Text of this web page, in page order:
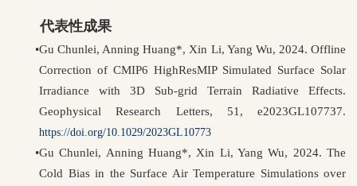
代表性成果
•Gu Chunlei, Anning Huang*, Xin Li, Yang Wu, 2024. Offline
Correction of CMIP6 HighResMIP Simulated Surface Solar
Irradiance with 3D Sub-grid Terrain Radiative Effects.
Geophysical Research Letters, 51, e2023GL107737.
https://doi.org/10.1029/2023GL10773
•Gu Chunlei, Anning Huang*, Xin Li, Yang Wu, 2024. The
Cold Bias in the Surface Air Temperature Simulations over